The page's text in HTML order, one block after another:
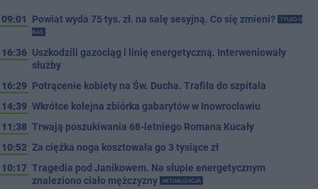
09:01 Powiat wyda 75 tys. zł. na salę sesyjną. Co się zmieni?
TYLKO U
NAS
16:36 Uszkodzili gazociąg i linię energetyczną. Interweniowały
służby
16:29 Potrącenie kobiety na Św. Ducha. Trafiła do szpitala
14:39 Wkrótce kolejna zbiórka gabarytów w Inowrocławiu
11:38 Trwają poszukiwania 68-letniego Romana Kucały
10:52 Za ciężka noga kosztowała go 3 tysiące zł
10:17 Tragedia pod Janikowem. Na słupie energetycznym
znaleziono ciało mężczyzny
AKTUALIZACJA